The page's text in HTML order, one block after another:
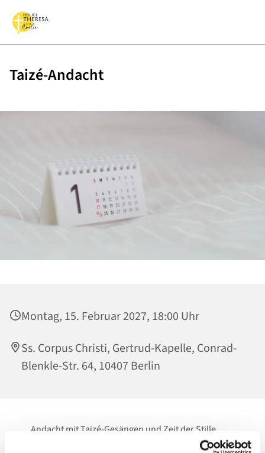
Taizé-Andacht
Montag, 15. Februar 2027, 18:00 Uhr
Ss. Corpus Christi, Gertrud-Kapelle, Conrad-
Blenkle-Str. 64, 10407 Berlin
Andacht mit Taizé-Gesängen und Zeit der Stille